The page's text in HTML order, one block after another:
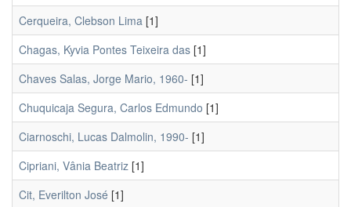
Cerqueira, Clebson Lima [1]
Chagas, Kyvia Pontes Teixeira das [1]
Chaves Salas, Jorge Mario, 1960- [1]
Chuquicaja Segura, Carlos Edmundo [1]
Ciarnoschi, Lucas Dalmolin, 1990- [1]
Cipriani, Vânia Beatriz [1]
Cit, Everilton José [1]